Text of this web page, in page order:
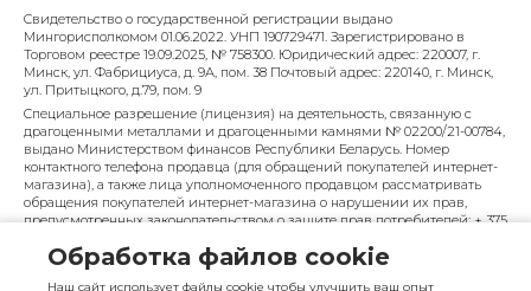
Свидетельство о государственной регистрации выдано
Мингорисполкомом 01.06.2022. УНП 190729471. Зарегистрировано в
Торговом реестре 19.09.2025, № 758300. Юридический адрес: 220007, г.
Минск, ул. Фабрициуса, д. 9А, пом. 38 Почтовый адрес: 220140, г. Минск,
ул. Притыцкого, д.79, пом. 9
Специальное разрешение (лицензия) на деятельность, связанную с
драгоценными металлами и драгоценными камнями № 02200/21-00784,
выдано Министерством финансов Республики Беларусь. Номер
контактного телефона продавца (для обращений покупателей интернет-
магазина), а также лица уполномоченного продавцом рассматривать
обращения покупателей интернет-магазина о нарушении их прав,
предусмотренных законодательством о защите прав потребителей: + 375
управления по работе с обращениями граждан и юридических лиц
Минского городского исполнительного комитета, администрация
Обработка файлов cookie
Наш сайт использует файлы cookie чтобы улучшить ваш опыт